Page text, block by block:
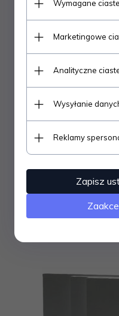
Klej do płyt
Wymagane
Marketingowe
Analityczne
Wysyłanie
Reklamy
Zapisz